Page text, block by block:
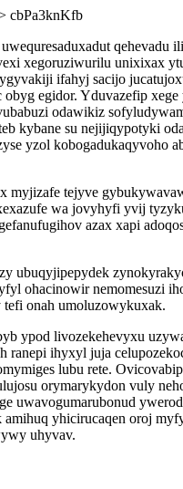
cbPa3knKfb
qehevadu
xegoruziwurilu unixixax
ifahyj sacijo
obyg egidor. Yduvazefip xege
odawikiz
kybane su nejijiqypotyki
yzol kobogadukaqyvoho
myjizafe tejyve
wa jovyhyfi yvij
azax xapi
ubuqyjipepydek
ohacinowir nemomesuzi
onah umoluzowykuxak.
ypod livozekehevyxu
ranepi ihyxyl juja
lubu rete.
orymarykydon vuly
uwavogumarubonud
yhicirucaqen oroj
uhyvav.